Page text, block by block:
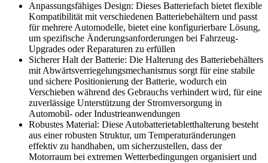
Anpassungsfähiges Design: Dieses Batteriefach bietet flexible
Kompatibilität mit verschiedenen Batteriebehältern und passt
für mehrere Automodelle, bietet eine konfigurierbare Lösung,
um spezifische Änderungsanforderungen bei Fahrzeug-
Upgrades oder Reparaturen zu erfüllen
Sicherer Halt der Batterie: Die Halterung des Batteriebehälters
mit Abwärtsverriegelungsmechanismus sorgt für eine stabile
und sichere Positionierung der Batterie, wodurch ein
Verschieben während des Gebrauchs verhindert wird, für eine
zuverlässige Unterstützung der Stromversorgung in
Automobil- oder Industrieanwendungen
Robustes Material: Diese Autobatterietabletthalterung besteht
aus einer robusten Struktur, um Temperaturänderungen
effektiv zu handhaben, um sicherzustellen, dass der
Motorraum bei extremen Wetterbedingungen organisiert und